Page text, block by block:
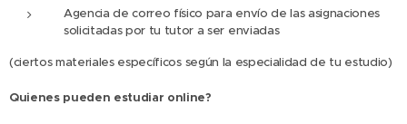
Agencia de correo físico para envío de las asignaciones
solicitadas por tu tutor a ser enviadas
(ciertos materiales específicos según la especialidad de tu estudio)
Quienes pueden estudiar online?